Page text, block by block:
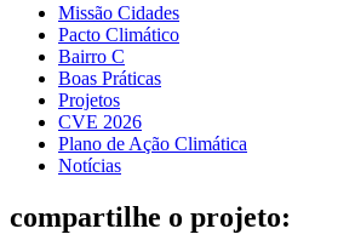
Missão Cidades
Pacto Climático
Bairro C
Boas Práticas
Projetos
CVE 2026
Plano de Ação Climática
Notícias
compartilhe o projeto: